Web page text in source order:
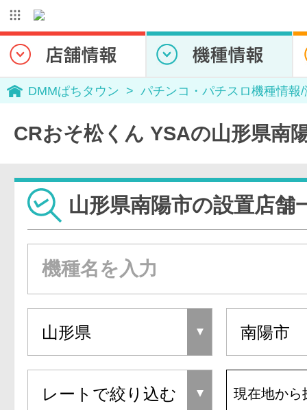
DMMぱちタウン パチンコ・パチスロ機種情報
CRおそ松くん YSAの山形県南
山形県南陽市の設置店舗
現在地から